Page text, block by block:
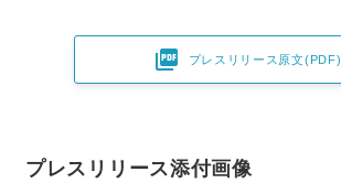
 プレスリリース原文(PDF)
プレスリリース添付画像